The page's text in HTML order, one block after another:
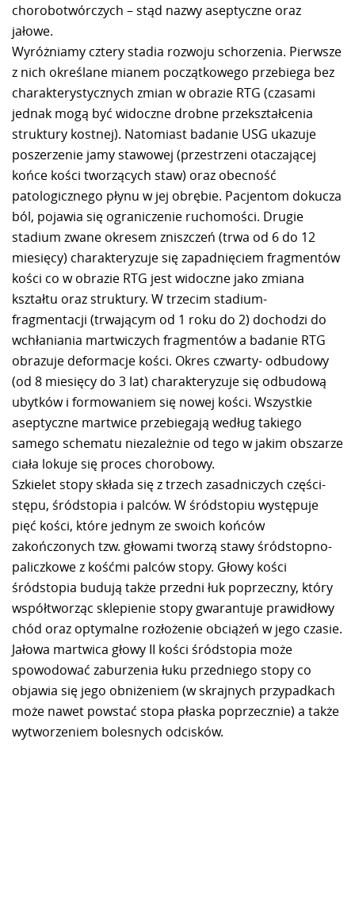
chorobotwórczych – stąd nazwy aseptyczne oraz
jałowe.
Wyróżniamy cztery stadia rozwoju schorzenia. Pierwsze
z nich określane mianem początkowego przebiega bez
charakterystycznych zmian w obrazie RTG (czasami
jednak mogą być widoczne drobne przekształcenia
struktury kostnej). Natomiast badanie USG ukazuje
poszerzenie jamy stawowej (przestrzeni otaczającej
końce kości tworzących staw) oraz obecność
patologicznego płynu w jej obrębie. Pacjentom dokucza
ból, pojawia się ograniczenie ruchomości. Drugie
stadium zwane okresem zniszczeń (trwa od 6 do 12
miesięcy) charakteryzuje się zapadnięciem fragmentów
kości co w obrazie RTG jest widoczne jako zmiana
kształtu oraz struktury. W trzecim stadium-
fragmentacji (trwającym od 1 roku do 2) dochodzi do
wchłaniania martwiczych fragmentów a badanie RTG
obrazuje deformacje kości. Okres czwarty- odbudowy
(od 8 miesięcy do 3 lat) charakteryzuje się odbudową
ubytków i formowaniem się nowej kości. Wszystkie
aseptyczne martwice przebiegają według takiego
samego schematu niezależnie od tego w jakim obszarze
ciała lokuje się proces chorobowy.
Szkielet stopy składa się z trzech zasadniczych części-
stępu, śródstopia i palców. W śródstopiu występuje
pięć kości, które jednym ze swoich końców
zakończonych tzw. głowami tworzą stawy śródstopno-
paliczkowe z kośćmi palców stopy. Głowy kości
śródstopia budują także przedni łuk poprzeczny, który
współtworząc sklepienie stopy gwarantuje prawidłowy
chód oraz optymalne rozłożenie obciążeń w jego czasie.
Jałowa martwica głowy II kości śródstopia może
spowodować zaburzenia łuku przedniego stopy co
objawia się jego obniżeniem (w skrajnych przypadkach
może nawet powstać stopa płaska poprzecznie) a także
wytworzeniem bolesnych odcisków.